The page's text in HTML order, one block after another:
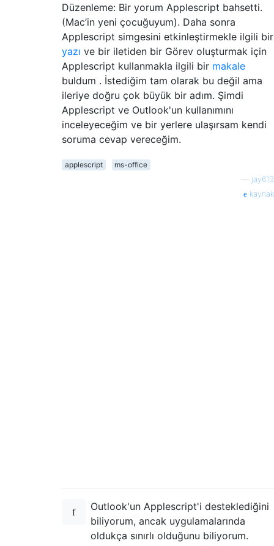
Düzenleme: Bir yorum Applescript bahsetti.
(Mac’in yeni çocuğuyum). Daha sonra
Applescript simgesini etkinleştirmekle ilgili bir
yazı ve bir iletiden bir Görev oluşturmak için
Applescript kullanmakla ilgili bir makale
buldum . İstediğim tam olarak bu değil ama
ileriye doğru çok büyük bir adım. Şimdi
Applescript ve Outlook'un kullanımını
inceleyeceğim ve bir yerlere ulaşırsam kendi
soruma cevap vereceğim.
applescript
ms-office
jay613
kaynak
Outlook'un Applescript'i desteklediğini
biliyorum, ancak uygulamalarında
oldukça sınırlı olduğunu biliyorum.